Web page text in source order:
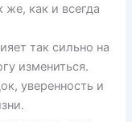
же, как и всегда
так сильно на
измениться.
уверенность и